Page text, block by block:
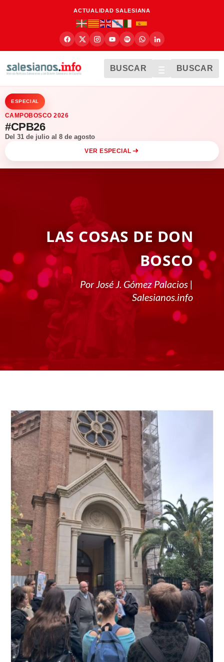
ACTUALIDAD SALESIANA
BUSCAR BUSCAR
ESPECIAL
CAMPOBOSCO 2026
#CPB26
Del 31 de julio al 8 de agosto
VER ESPECIAL
LAS COSAS DE DON
BOSCO
Por José J. Gómez Palacios |
Salesianos.info